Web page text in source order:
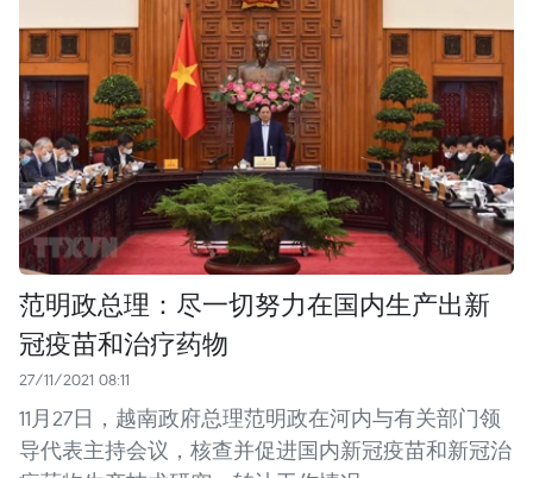
范明政总理：尽一切努力在国内生产出新
冠疫苗和治疗药物
27/11/2021 08:11
11月27日，越南政府总理范明政在河内与有关部门领
导代表主持会议，核查并促进国内新冠疫苗和新冠治